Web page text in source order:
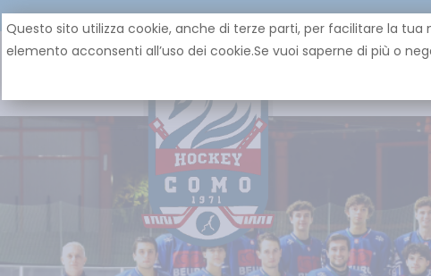
Questo sito utilizza cookie, anche di terze parti, per facilitare la
elemento acconsenti all’uso dei cookie.Se vuoi saperne di più o